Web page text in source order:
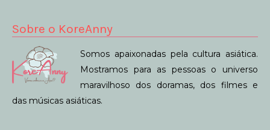
Sobre o KoreAnny
Somos apaixonadas pela cultura asiática.
Mostramos para as pessoas o universo
maravilhoso dos doramas, dos filmes e
das músicas asiáticas.